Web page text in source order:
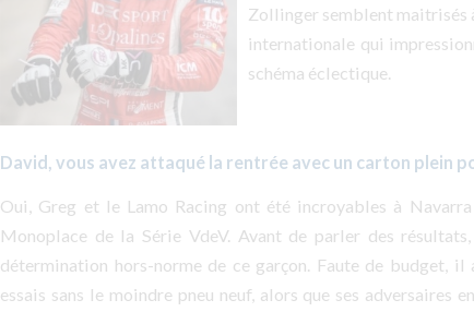
Zollinger semblent maitrisés
internationale qui
schéma éclectique.
David, vous avez attaqué la rentrée avec un carton plein
Oui, Greg et le Lamo Racing ont été incroyables à
Monoplace de la Série VdeV. Avant de parler des
détermination hors-norme de ce garçon. Faute de budget,
essais sans le moindre pneu neuf, alors que ses adversaires